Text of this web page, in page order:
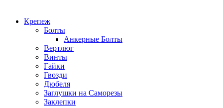
Крепеж
Болты
Анкерные Болты
Вертлюг
Винты
Гайки
Гвозди
Дюбеля
Заглушки на Саморезы
Заклепки